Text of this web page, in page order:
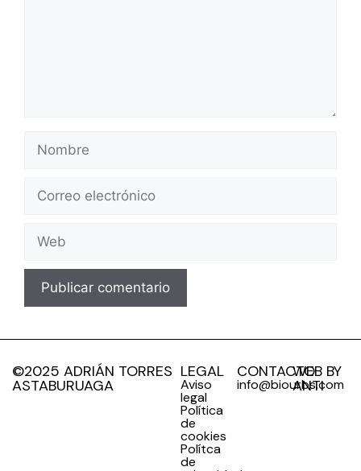
©2025 ADRIÁN TORRES
ASTABURUAGA
LEGAL
Aviso
legal
Política
de
cookies
Polítca
de
CONTACTO
info@biourbs.com
WEB BY
ANTI